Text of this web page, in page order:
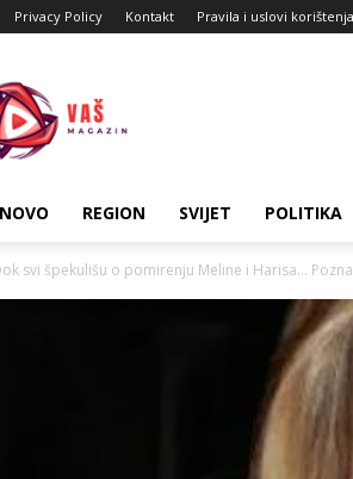
Privacy Policy Kontakt Pravila i uslovi korištenja
NOVO REGION SVIJET POLITIKA
svi špekulišu o pomirenju Meline i Harisa…